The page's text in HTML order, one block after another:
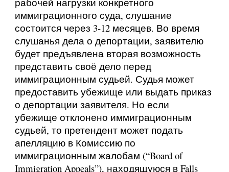
иммиграционного суда, слушание
состоится через 3-12 месяцев. Во время
слушанья дела о депортации, заявителю
будет предъявлена вторая возможность
представить своё дело перед
иммиграционным судьей. Судья может
предоставить убежище или выдать приказ
о депортации заявителя. Но если
убежище отклонено иммиграционным
судьей, то претендент может подать
апелляцию в Комиссию по
иммиграционным жалобам (“Board of
Immigration Appeals”), находящуюся в Falls